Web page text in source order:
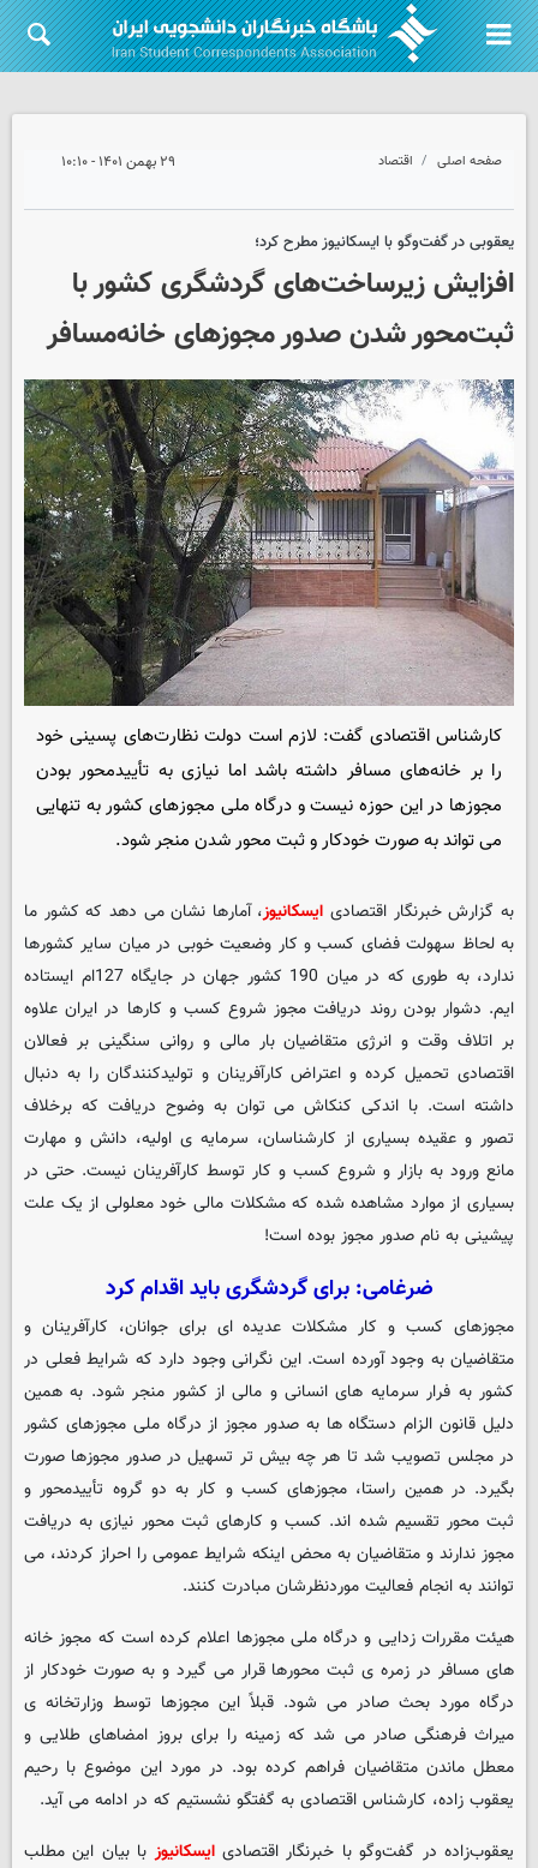
صفحه اصلی اقتصاد ۲۹ بهمن ۱۴۰۱ - ۱۰:۱۰
یعقوبی در گفت‌وگو با ایسکانیوز مطرح کرد؛
افزایش زیرساخت‌های گردشگری کشور با
ثبت‌محور شدن صدور مجوزهای خانه‌مسافر
کارشناس اقتصادی گفت: لازم است دولت نظارت‌های پسینی خود
را بر خانه‌های مسافر داشته باشد اما نیازی به تأییدمحور بودن
مجوزها در این حوزه نیست و درگاه ملی مجوزهای کشور به تنهایی
می تواند به صورت خودکار و ثبت محور شدن منجر شود.
به گزارش خبرنگار اقتصادی ایسکانیوز، آمارها نشان می دهد که کشور ما
به لحاظ سهولت فضای کسب و کار وضعیت خوبی در میان سایر کشورها
ندارد، به طوری که در میان 190 کشور جهان در جایگاه 127ام ایستاده
ایم. دشوار بودن روند دریافت مجوز شروع کسب و کارها در ایران علاوه
بر اتلاف وقت و انرژی متقاضیان بار مالی و روانی سنگینی بر فعالان
اقتصادی تحمیل کرده و اعتراض کارآفرینان و تولیدکنندگان را به دنبال
داشته است. با اندکی کنکاش می توان به وضوح دریافت که برخلاف
تصور و عقیده بسیاری از کارشناسان، سرمایه ی اولیه، دانش و مهارت
مانع ورود به بازار و شروع کسب و کار توسط کارآفرینان نیست. حتی در
بسیاری از موارد مشاهده شده که مشکلات مالی خود معلولی از یک علت
پیشینی به نام صدور مجوز بوده است!
ضرغامی: برای گردشگری باید اقدام کرد
مجوزهای کسب و کار مشکلات عدیده ای برای جوانان، کارآفرینان و
متقاضیان به وجود آورده است. این نگرانی وجود دارد که شرایط فعلی در
کشور به فرار سرمایه های انسانی و مالی از کشور منجر شود. به همین
دلیل قانون الزام دستگاه ها به صدور مجوز از درگاه ملی مجوزهای کشور
در مجلس تصویب شد تا هر چه بیش تر تسهیل در صدور مجوزها صورت
بگیرد. در همین راستا، مجوزهای کسب و کار به دو گروه تأییدمحور و
ثبت محور تقسیم شده اند. کسب و کارهای ثبت محور نیازی به دریافت
مجوز ندارند و متقاضیان به محض اینکه شرایط عمومی را احراز کردند، می
توانند به انجام فعالیت موردنظرشان مبادرت کنند.
هیئت مقررات زدایی و درگاه ملی مجوزها اعلام کرده است که مجوز خانه
های مسافر در زمره ی ثبت محورها قرار می گیرد و به صورت خودکار از
درگاه مورد بحث صادر می شود. قبلاً این مجوزها توسط وزارتخانه ی
میراث فرهنگی صادر می شد که زمینه را برای بروز امضاهای طلایی و
معطل ماندن متقاضیان فراهم کرده بود. در مورد این موضوع با رحیم
یعقوب زاده، کارشناس اقتصادی به گفتگو نشستیم که در ادامه می آید.
یعقوب‌زاده در گفت‌وگو با خبرنگار اقتصادیایسکانیوزبا بیان این مطلب